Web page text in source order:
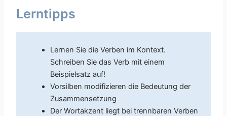
Lerntipps
Lernen Sie die Verben im Kontext.
Schreiben Sie das Verb mit einem
Beispielsatz auf!
Vorsilben modifizieren die Bedeutung der
Zusammensetzung
Der Wortakzent liegt bei trennbaren Verben